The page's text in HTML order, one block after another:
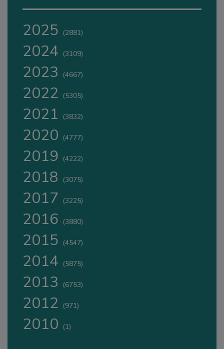
2025 (2881)
2024 (3109)
2023 (4667)
2022 (5305)
2021 (3832)
2020 (4777)
2019 (4222)
2018 (3075)
2017 (3225)
2016 (3880)
2015 (4547)
2014 (5875)
2013 (6753)
2012 (971)
2010 (1)